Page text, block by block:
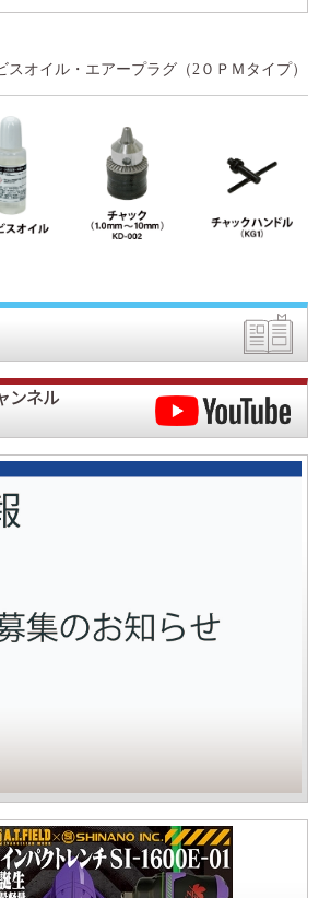
スオイル・エアープラグ（2０ＰＭタイプ）
ンネル